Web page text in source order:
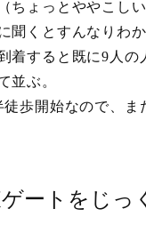
ちょっとややこしい
聞くとすんなりわか
着すると既に9人の
並ぶ。
徒歩開始なので、ま
ートをじっ